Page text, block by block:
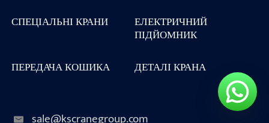
СПЕЦІАЛЬНІ КРАНИ ЕЛЕКТРИЧНИЙ
ПІДЙОМНИК
ПЕРЕДАЧА КОШИКА
ДЕТАЛІ КРАНА
sale@kscranegroup.com